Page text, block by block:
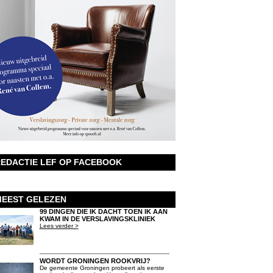
LEF OP FACEBOOK
GELEZEN
99 DINGEN DIE IK DACHT TOEN IK AAN
KWAM IN DE VERSLAVINGSKLINIEK
Lees verder >
WORDT GRONINGEN ROOKVRIJ?
De gemeente Groningen probeert als eerste